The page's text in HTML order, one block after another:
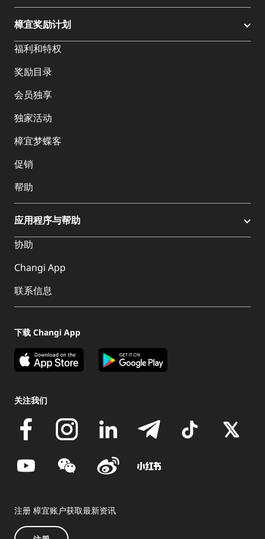
樟宜奖励计划
福利和特权
奖励目录
会员独享
独家活动
樟宜梦蝶客
促销
帮助
应用程序与帮助
协助
Changi App
联系信息
下载 Changi App
关注我们
注册 樟宜账户获取最新资讯